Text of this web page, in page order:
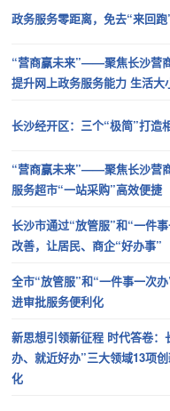
政务服务零距离，免去“来回跑
“营商赢未来”——聚焦长沙营
提升网上政务服务能力 生活大
长沙经开区：三个“极简”打造
“营商赢未来”——聚焦长沙营
服务超市“一站采购”高效便捷
长沙市通过“放管服”和“一件
改善，让居民、商企“好办事”
全市“放管服”和“一件事一次
进审批服务便利化
新思想引领新征程 时代答卷
办、就近好办”三大领域13项
化